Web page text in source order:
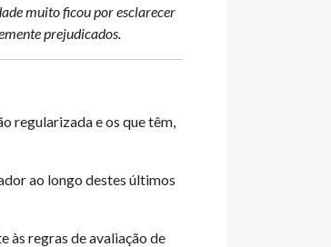
muito ficou por esclarecer
prejudicados.
regularizada e os que têm,
ao longo destes últimos
às regras de avaliação de